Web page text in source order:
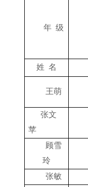
年 级
姓 名
王萌
张文
苹
顾雪
玲
张敏